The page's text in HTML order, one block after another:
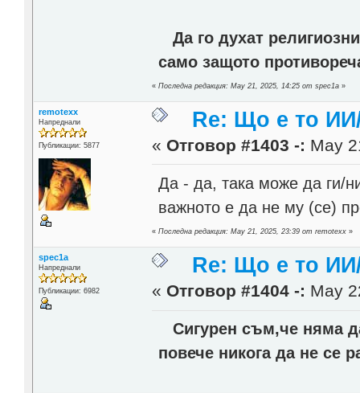
Да го духат
само защото
«Последна редакция: May 21, 2025, 14:25 от spec1a »
remotexx
Напреднали
Публикации: 5877
Re: Що е то
« Отговор #1403 -: May
Да - да, така може да ги/
важното е да не му (се)
«Последна редакция: May 21, 2025, 23:39 от remotexx »
spec1a
Напреднали
Публикации: 6982
Re: Що е то
« Отговор #1404 -: May
Сигурен съм,че няма
повече никога да не се